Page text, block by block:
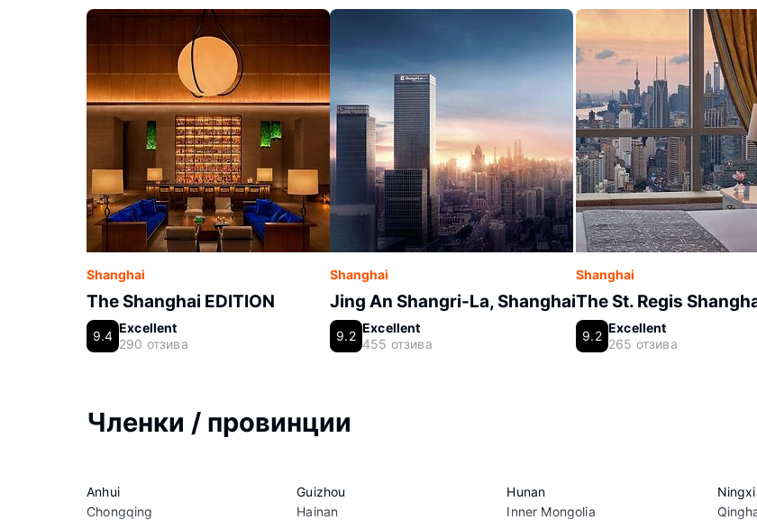
Shanghai
The Shanghai EDITION
9.4
Excellent
290 отзива
Shanghai
Jing An Shangri-La, Shanghai
9.2
Excellent
455 отзива
Shanghai
The St. Regis
9.2
Excellent
265 отзива
Членки / провинции
Anhui
Chongqing
Guizhou
Hainan
Hunan
Inner Mongolia